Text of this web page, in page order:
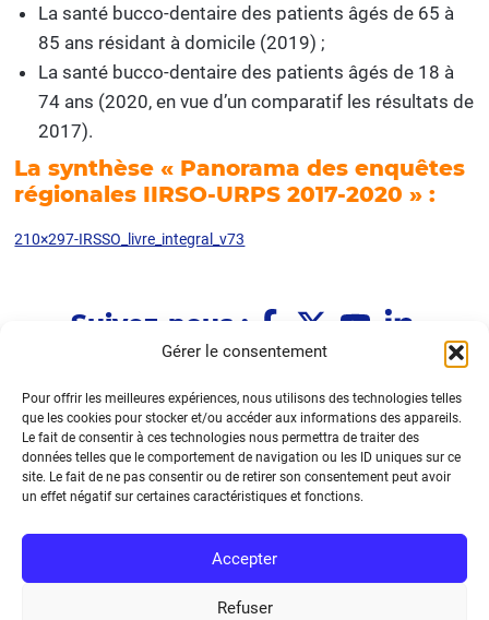
Gérer le consentement
Pour offrir les meilleures expériences, nous utilisons des technologies telles
que les cookies pour stocker et/ou accéder aux informations des appareils.
Le fait de consentir à ces technologies nous permettra de traiter des
données telles que le comportement de navigation ou les ID uniques sur ce
site. Le fait de ne pas consentir ou de retirer son consentement peut avoir
un effet négatif sur certaines caractéristiques et fonctions.
Accepter
Refuser
La santé bucco-dentaire des patients âgés de 65 à
85 ans résidant à domicile (2019) ;
La santé bucco-dentaire des patients âgés de 18 à
74 ans (2020, en vue d’un comparatif les résultats de
2017).
La synthèse « Panorama des enquêtes
régionales IIRSO-URPS 2017-2020 » :
210×297-IRSSO_livre_integral_v73
Suivez-nous :
Immeuble Le Fénelon
1 allée Le Fénelon
33370 TRESSES
05.33.09.36.39